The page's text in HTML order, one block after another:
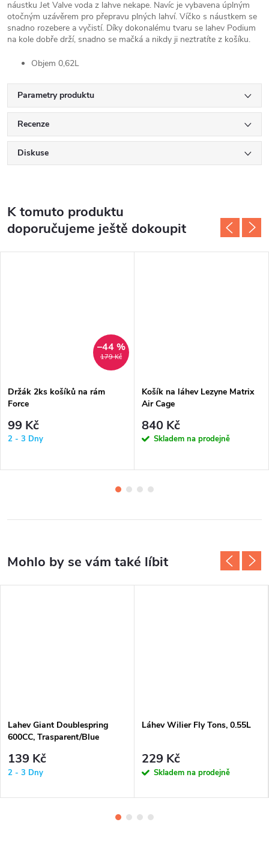
náustku Jet Valve voda z lahve nekape. Navíc je vybavena úplným
otočným uzávěrem pro přepravu plných lahví. Víčko s náustkem se
snadno rozebere a vyčistí. Díky dokonalému tvaru se lahev Podium
na kole dobře drží, snadno se mačká a nikdy ji neztratíte z košíku.
Objem 0,62L
Parametry produktu
Recenze
Diskuse
K tomuto produktu
doporučujeme ještě dokoupit
179 Kč
–44 %
Držák 2ks košíků na rám
Force
99 Kč
2 - 3 Dny
Košík na láhev Lezyne Matrix
Air Cage
840 Kč
Skladem na prodejně
Lahev Giant Doublespring
600CC, Trasparent/Blue
139 Kč
2 - 3 Dny
Láhev Wilier Fly Tons, 0.55L
229 Kč
Skladem na prodejně